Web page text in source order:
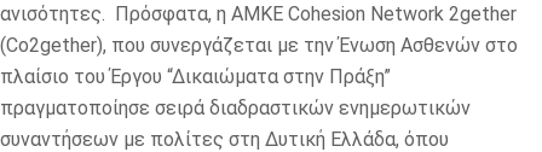
ανισότητες. Πρόσφατα, η ΑΜΚΕ Cohesion Network 2gether
(Co2gether), που συνεργάζεται με την Ένωση Ασθενών στο
πλαίσιο του Έργου “Δικαιώματα στην Πράξη”
πραγματοποίησε σειρά διαδραστικών ενημερωτικών
συναντήσεων με πολίτες στη Δυτική Ελλάδα, όπου